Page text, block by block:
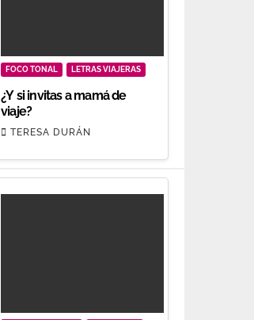
FOCO TONAL LETRAS VIAJERAS
¿Y si invitas a mamá de
viaje?
TERESA DURÁN